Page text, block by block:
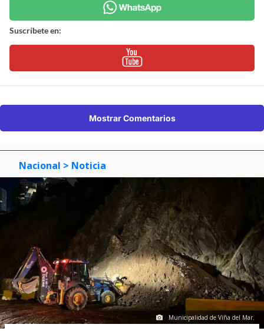
Suscríbete en:
Mostrar Comentarios
Nacional > Noticia
Municipalidad de Viña del Mar.